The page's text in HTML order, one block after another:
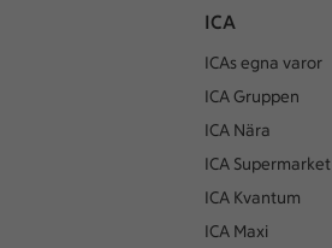
ICA
ICAs egna varor
ICA Gruppen
ICA Nära
ICA Supermarket
ICA Kvantum
ICA Maxi